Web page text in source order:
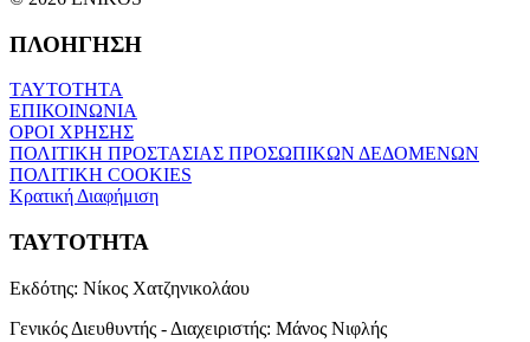
ΠΛΟΗΓΗΣΗ
ΤΑΥΤΟΤΗΤΑ
ΕΠΙΚΟΙΝΩΝΙΑ
ΟΡΟΙ ΧΡΗΣΗΣ
ΠΟΛΙΤΙΚΗ ΠΡΟΣΤΑΣΙΑΣ ΠΡΟΣΩΠΙΚΩΝ ΔΕΔΟΜΕΝΩΝ
ΠΟΛΙΤΙΚΗ COOKIES
Κρατική Διαφήμιση
ΤΑΥΤΟΤΗΤΑ
Εκδότης: Νίκος Χατζηνικολάου
Γενικός Διευθυντής - Διαχειριστής: Μάνος Νιφλής